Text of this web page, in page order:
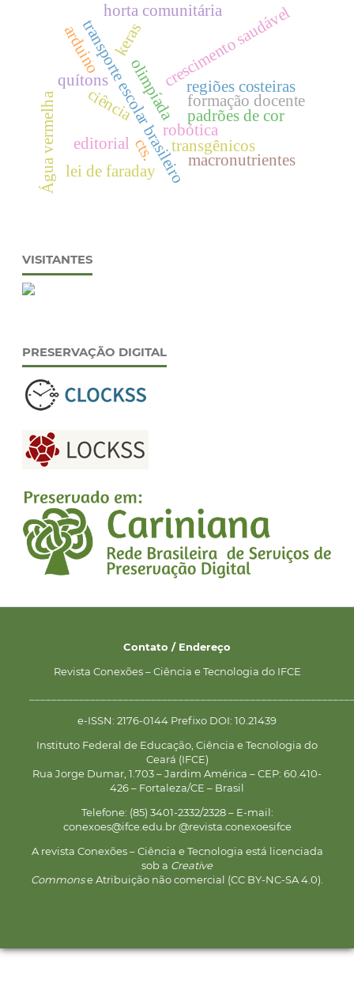
editorial
olimpíada
transporte escolar brasileiropadrões de cor
quítons regiões costeiras
robótica
keras crescimento saudável
formação docente
transgênicos
cts.
horta comunitária
Água vermelha lei de faraday
ciência
macronutrientes
arduino
VISITANTES
PRESERVAÇÃO DIGITAL
Contato / Endereço
Revista Conexões – Ciência e Tecnologia do IFCE
e-ISSN: 2176-0144 Prefixo DOI: 10.21439
Instituto Federal de Educação, Ciência e Tecnologia do
Ceará (IFCE)
Rua Jorge Dumar, 1.703 – Jardim América – CEP: 60.410-
426 – Fortaleza/CE – Brasil
Telefone: (85) 3401-2332/2328 – E-mail:
conexoes@ifce.edu.br @revista.conexoesifce
A revista Conexões – Ciência e Tecnologia está licenciada
sob a Creative
Commonse Atribuição não comercial (CC BY-NC-SA 4.0).